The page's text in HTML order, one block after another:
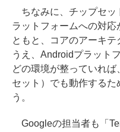
ちなみに、チップセッ
ラットフォームへの対
ともと、コアのアーキ
うえ、Androidプラット
どの環境が整っていれ
セット）でも動作する
う。
Googleの担当者も「